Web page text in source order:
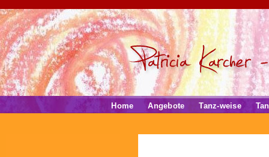
Home Angebote Tanz-weise